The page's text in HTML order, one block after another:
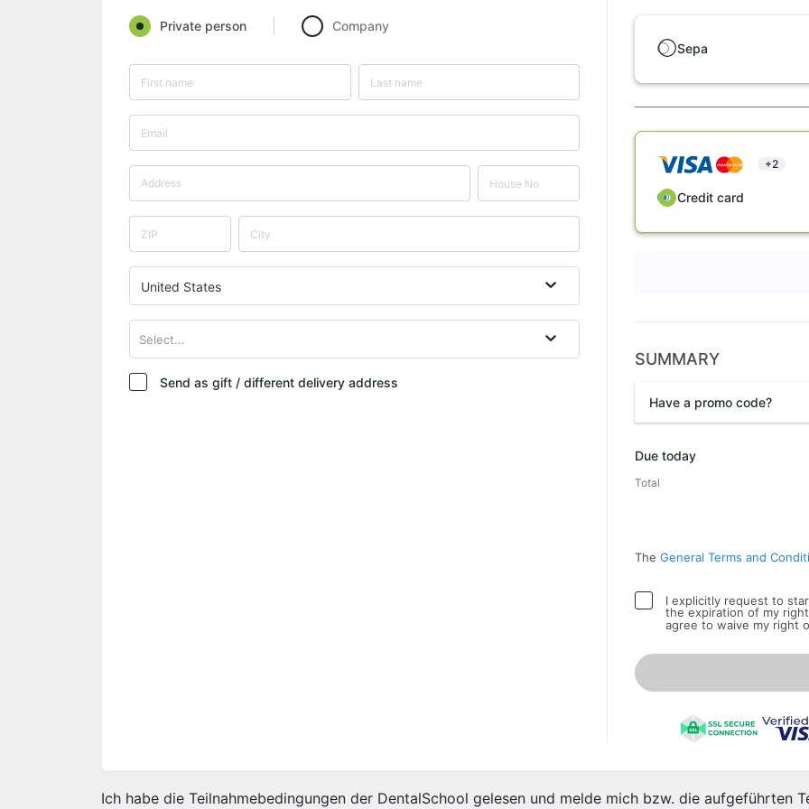
Private person Company
United States
Select...
Send as gift / different delivery address
Sepa
+2
Credit card
SUMMARY
Have a promo code?
Due today
Total
The General Terms and
I explicitly request to
the expiration of my
agree to waive my right
Ich habe die Teilnahmebedingungen der DentalSchool gelesen und melde mich bzw. die aufgeführten